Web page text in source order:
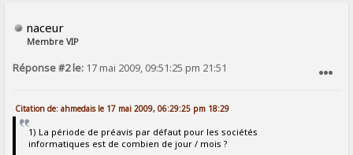
naceur
Membre VIP
Réponse #2 le: 17 mai 2009, 09:51:25 pm 21:51
Citation de: ahmedais le 17 mai 2009, 06:29:25 pm 18:29
1) La période de préavis par défaut pour les sociétés
informatiques est de combien de jour / mois ?